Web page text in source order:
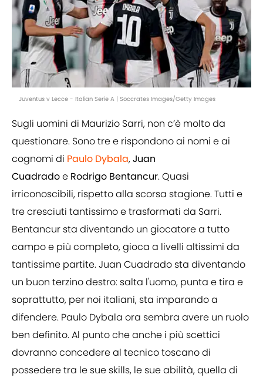
Juventus v Lecce - Italian Serie A | Soccrates Images/Getty Images
Sugli uomini di Maurizio Sarri, non c’è molto da
questionare. Sono tre e rispondono ai nomi e ai
cognomi di Paulo Dybala,Juan
Cuadradoe Rodrigo Bentancur. Quasi
irriconoscibili, rispetto alla scorsa stagione. Tutti e
tre cresciuti tantissimo e trasformati da Sarri.
Bentancur sta diventando un giocatore a tutto
campo e più completo, gioca a livelli altissimi da
tantissime partite. Juan Cuadrado sta diventando
un buon terzino destro: salta l'uomo, punta e tira e
soprattutto, per noi italiani, sta imparando a
difendere. Paulo Dybala ora sembra avere un ruolo
ben definito. Al punto che anche i più scettici
dovranno concedere al tecnico toscano di
possedere tra le sue skills, le sue abilità, quella di